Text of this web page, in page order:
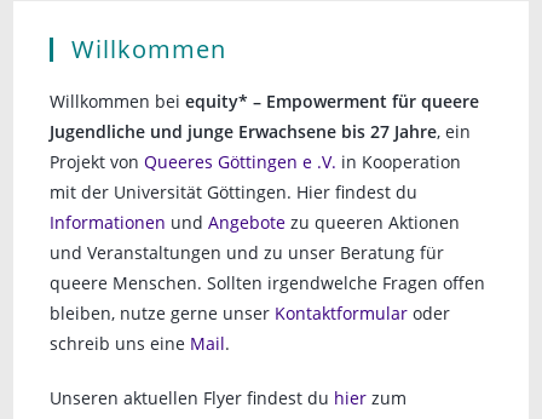
Willkommen
Willkommen beiequity* – Empowerment für queere
Jugendliche und junge Erwachsene bis 27 Jahre, ein
Projekt vonQueeres Göttingen e .V. in Kooperation
mit der Universität Göttingen. Hier findest du
Informationen undAngebote zu queeren Aktionen
und Veranstaltungen und zu unser Beratung für
queere Menschen. Sollten irgendwelche Fragen offen
bleiben, nutze gerne unser Kontaktformular oder
schreib uns eine Mail.
Unseren aktuellen Flyer findest du hier zum